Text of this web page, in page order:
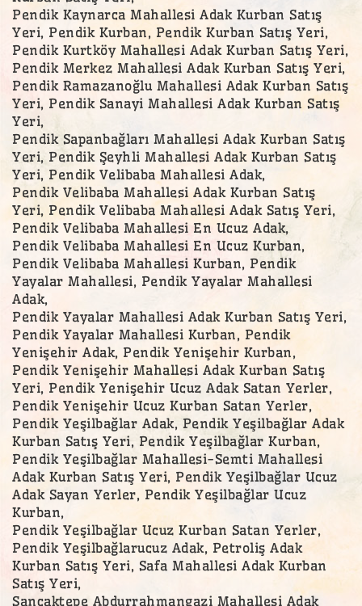
Pendik Kaynarca Mahallesi Adak Kurban Satış
Yeri, Pendik Kurban, Pendik Kurban Satış Yeri,
Pendik Kurtköy Mahallesi Adak Kurban Satış Yeri,
Pendik Merkez Mahallesi Adak Kurban Satış Yeri,
Pendik Ramazanoğlu Mahallesi Adak Kurban Satış
Yeri, Pendik Sanayi Mahallesi Adak Kurban Satış
Yeri,
Pendik Sapanbağları Mahallesi Adak Kurban Satış
Yeri, Pendik Şeyhli Mahallesi Adak Kurban Satış
Yeri, Pendik Velibaba Mahallesi Adak,
Pendik Velibaba Mahallesi Adak Kurban Satış
Yeri, Pendik Velibaba Mahallesi Adak Satış Yeri,
Pendik Velibaba Mahallesi En Ucuz Adak,
Pendik Velibaba Mahallesi En Ucuz Kurban,
Pendik Velibaba Mahallesi Kurban, Pendik
Yayalar Mahallesi, Pendik Yayalar Mahallesi
Adak,
Pendik Yayalar Mahallesi Adak Kurban Satış Yeri,
Pendik Yayalar Mahallesi Kurban, Pendik
Yenişehir Adak, Pendik Yenişehir Kurban,
Pendik Yenişehir Mahallesi Adak Kurban Satış
Yeri, Pendik Yenişehir Ucuz Adak Satan Yerler,
Pendik Yenişehir Ucuz Kurban Satan Yerler,
Pendik Yeşilbağlar Adak, Pendik Yeşilbağlar Adak
Kurban Satış Yeri, Pendik Yeşilbağlar Kurban,
Pendik Yeşilbağlar Mahallesi-Semti Mahallesi
Adak Kurban Satış Yeri, Pendik Yeşilbağlar Ucuz
Adak Sayan Yerler, Pendik Yeşilbağlar Ucuz
Kurban,
Pendik Yeşilbağlar Ucuz Kurban Satan Yerler,
Pendik Yeşilbağlarucuz Adak, Petroliş Adak
Kurban Satış Yeri, Safa Mahallesi Adak Kurban
Satış Yeri,
Sancaktepe Abdurrahmangazi Mahallesi Adak